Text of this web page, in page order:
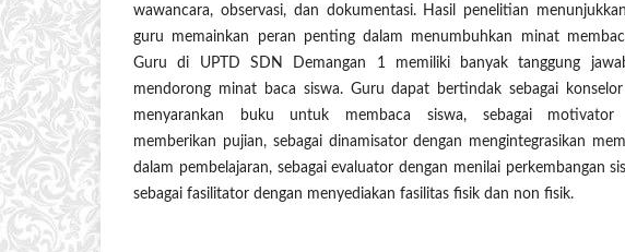
wawancara, observasi, dan dokumentasi. Hasil penelitian
guru memainkan peran penting dalam menumbuhkan minat
Guru di UPTD SDN Demangan 1 memiliki banyak tanggung
mendorong minat baca siswa. Guru dapat bertindak sebagai konselor
menyarankan buku untuk membaca siswa, sebagai motivator
memberikan pujian, sebagai dinamisator dengan mengintegrasikan
dalam pembelajaran, sebagai evaluator dengan menilai perkembangan
sebagai fasilitator dengan menyediakan fasilitas fisik dan non fisik.